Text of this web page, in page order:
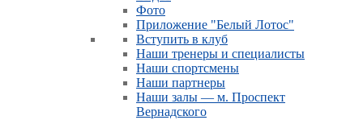
Фото
Приложение "Белый Лотос"
Вступить в клуб
Наши тренеры и специалисты
Наши спортсмены
Наши партнеры
Наши залы — м. Проспект
Вернадского